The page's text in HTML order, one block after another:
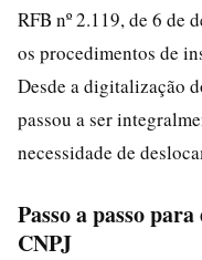
RFB nº 2.119, de 6 de
os procedimentos de
Desde a digitalização
passou a ser
necessidade de
Passo a passo
CNPJ